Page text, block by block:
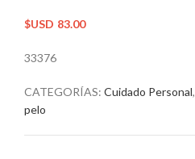
$USD 83.00
33376
CATEGORÍAS: Cuidado Personal,
pelo